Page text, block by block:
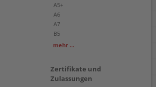
A5+
A6
A7
B5
75 x 140 mm
mehr ...
Zertifikate und
Zulassungen